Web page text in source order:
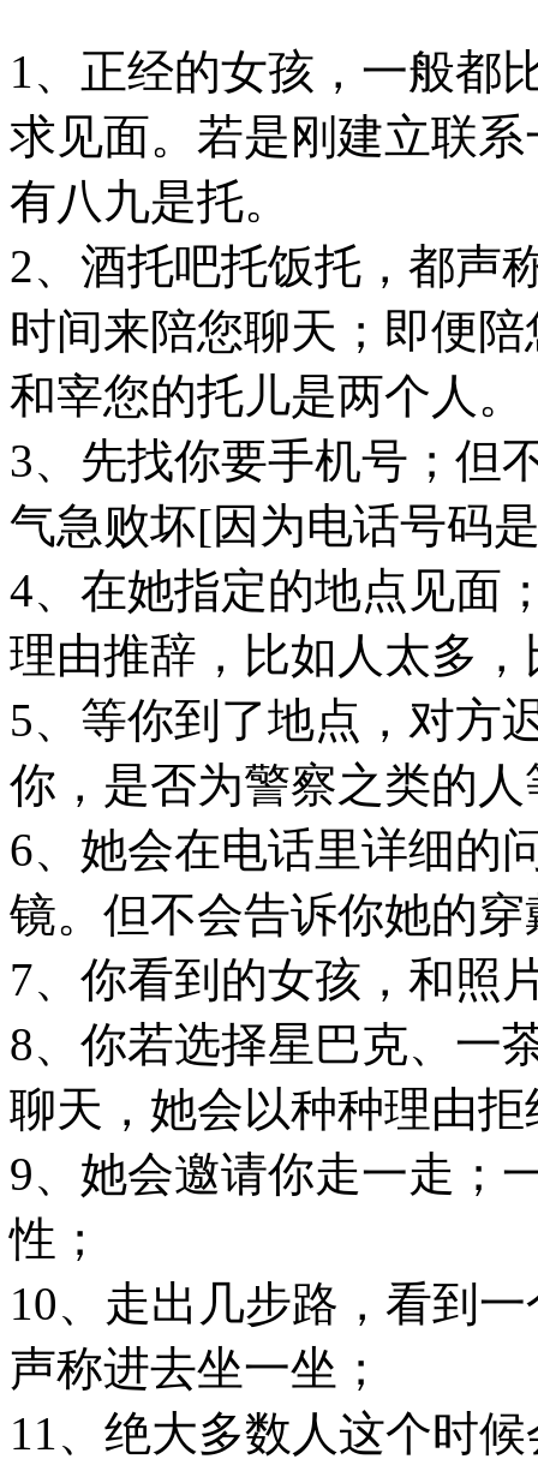
1、正经的女孩，一般都
求见面。若是刚建立联
有八九是托。
2、酒托吧托饭托，都声
时间来陪您聊天；即便
和宰您的托儿是两个人。
3、先找你要手机号；但
气急败坏[因为电话号码
4、在她指定的地点见面
理由推辞，比如人太多
5、等你到了地点，对方
你，是否为警察之类的人
6、她会在电话里详细的
镜。但不会告诉你她的
7、你看到的女孩，和照
8、你若选择星巴克、一
聊天，她会以种种理由拒
9、她会邀请你走一走；
性；
10、走出几步路，看到
声称进去坐一坐；
11、绝大多数人这个时